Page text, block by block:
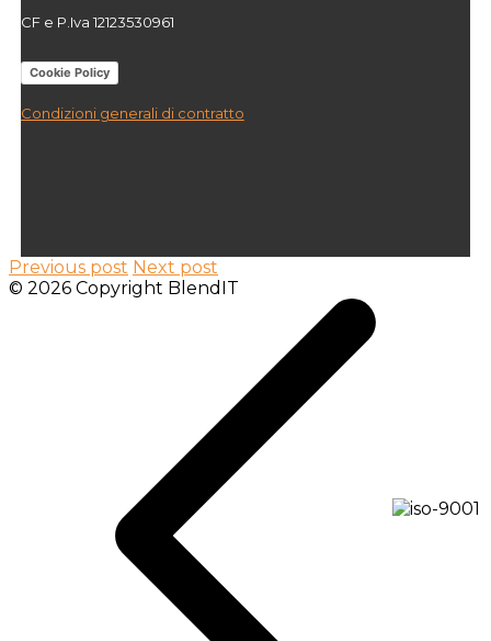
CF e P.Iva 12123530961
Cookie Policy
Condizioni generali di contratto
Previous post Next post
© 2026 Copyright BlendIT